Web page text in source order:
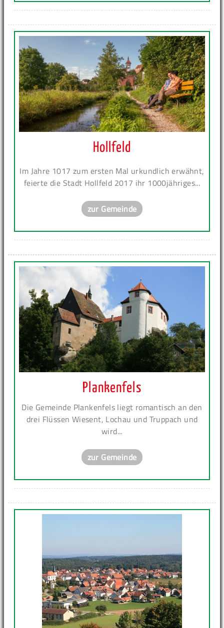
Hollfeld
Im Jahre 1017 zum ersten Mal urkundlich erwähnt,
feierte die Stadt Hollfeld 2017 ihr 1000jähriges...
zur Gemeinde
Plankenfels
Die Gemeinde Plankenfels liegt romantisch an den
drei Flüssen Wiesent, Lochau und Truppach und
wird...
zur Gemeinde